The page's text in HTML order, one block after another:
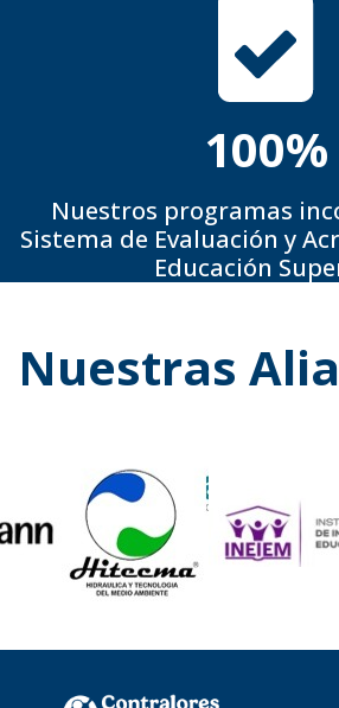
100%
Nuestros programas
Sistema de Evaluación y
Educación
Nuestras